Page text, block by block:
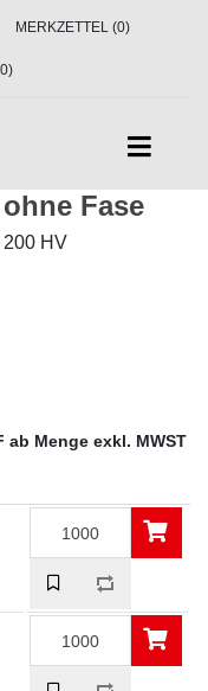
MERKZETTEL (0)
Fase
200 HV
ab Menge exkl. MWST